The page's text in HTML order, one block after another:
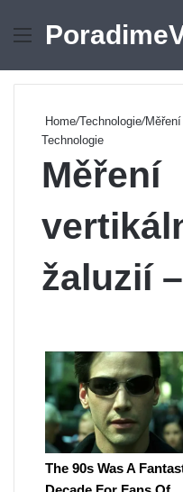
Menu
Home/Technologie/
Technologie
Měření
žaluzií